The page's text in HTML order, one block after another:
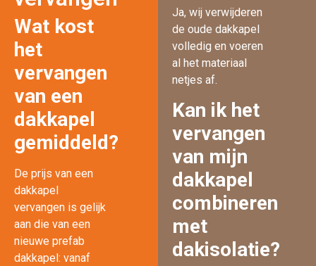
Wat kost
het
vervangen
van een
dakkapel
gemiddeld?
De prijs van een
dakkapel
vervangen is gelijk
aan die van een
nieuwe prefab
dakkapel: vanaf
Ja, wij verwijderen
de oude dakkapel
volledig en voeren
al het materiaal
netjes af.
Kan ik het
vervangen
van mijn
dakkapel
combineren
met
dakisolatie?